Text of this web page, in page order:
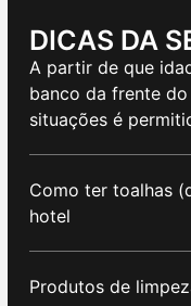
DICAS DA
A partir de que
banco da frente
situações é
Como ter toalhas
hotel
Produtos de